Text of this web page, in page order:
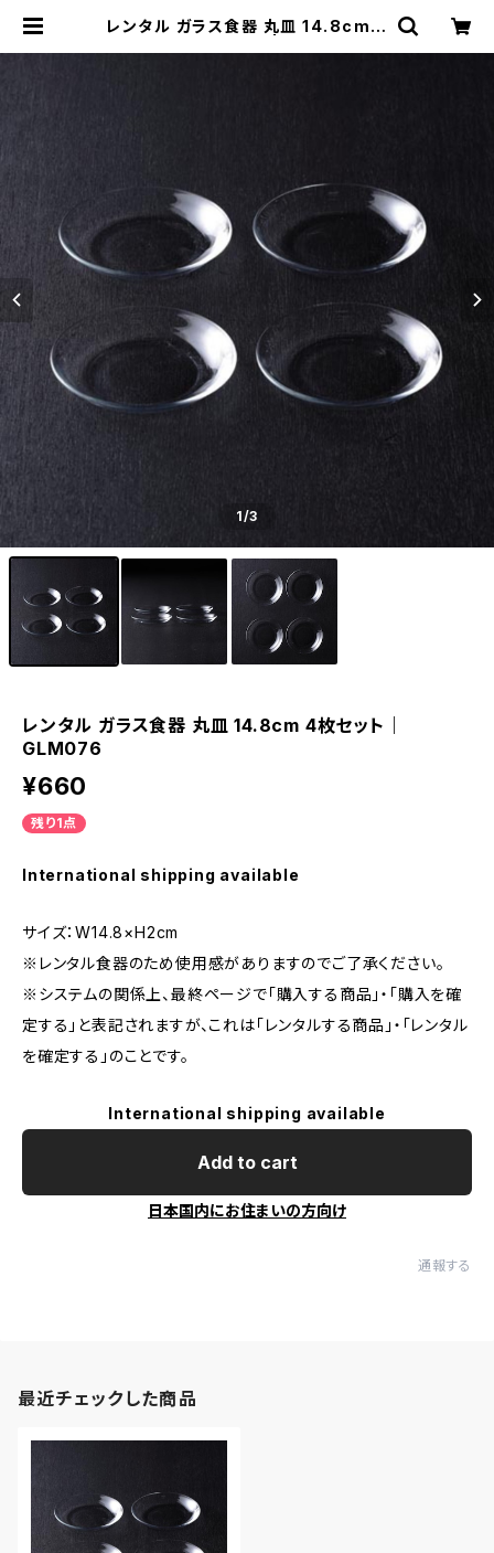
レンタル ガラス食器 丸皿 14.8cm 4
1/3
レンタル ガラス食器 丸皿 14.8cm 4枚セット｜
GLM076
¥660
残り1点
International shipping available
サイズ：W14.8×H2cm
※レンタル食器のため使用感がありますのでご了承ください。
※システムの関係上、最終ページで「購入する商品」・「購入を確
定する」と表記されますが、これは「レンタルする商品」・「レンタル
を確定する」のことです。
International shipping available
Add to cart
日本国内にお住まいの方向け
通報する
最近チェックした商品